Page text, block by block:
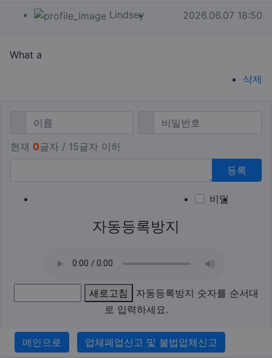
Lindsey님의 댓글
Lindsey 작성일
2026.06.07 18:50
What a
삭제
댓글쓰기
필수 비밀번호필수
현재 0글자 / 15글자 이하
등록
비밀
자동등록방지
새로고침
자동등록방지 숫자를 순서대
로 입력하세요.
메인으로 업체폐업신고 및 불법업체신고